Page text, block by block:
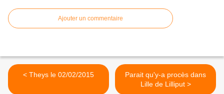
Ajouter un commentaire
< Theys le 02/02/2015
Parait qu'y-a procès dans
Lille de Lilliput >